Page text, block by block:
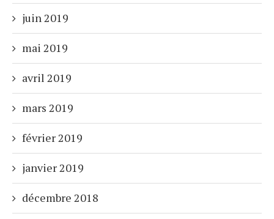
juin 2019
mai 2019
avril 2019
mars 2019
février 2019
janvier 2019
décembre 2018